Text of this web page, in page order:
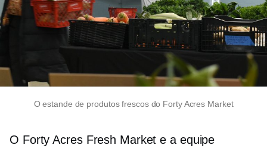
O estande de produtos frescos do Forty Acres Market
O Forty Acres Fresh Market e a equipe